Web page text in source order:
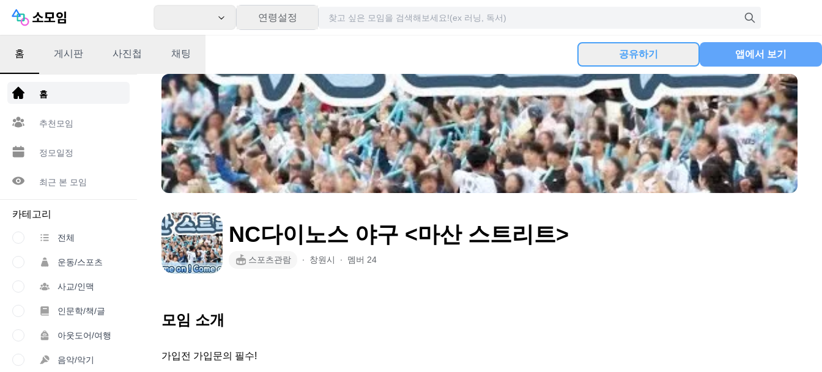
연령설정
앱 다운로드
홈
추천모임
정모일정
최근 본 모임
카테고리
전체
운동/스포츠
사교/인맥
인문학/책/글
아웃도어/여행
음악/악기
홈 게시판 사진첩 채팅 공유하기 앱에서 보기
NC다이노스 야구 <마산 스트리트>
스포츠관람 ∙ 창원시 ∙ 멤버 24
모임 소개
가입전 가입문의 필수!